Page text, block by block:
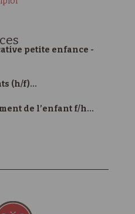
petite enfance -
(h/f)...
de l’enfant f/h...